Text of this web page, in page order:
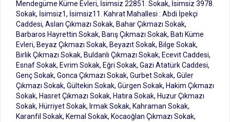
Mendegüme Küme Evleri, İsimsiz 22851. Sokak, İsimsiz 3978.
Sokak, İsimsiz1, İsimsiz11. Kahrat Mahallesi : Abdi İpekçi
Caddesi, Aslan Çıkmazı Sokak, Bahar Çıkmazı Sokak,
Barbaros Hayrettin Sokak, Barış Çıkmazı Sokak, Batı Küme
Evleri, Beyaz Çıkmazı Sokak, Beyazıt Sokak, Bilge Sokak,
Birlik Çıkmazı Sokak, Buldanlı Çıkmazı Sokak, Ecevit Caddesi,
Esnaf Sokak, Evrim Sokak, Eğri Sokak, Gazi Atatürk Caddesi,
Genç Sokak, Gonca Çıkmazı Sokak, Gurbet Sokak, Güler
Çıkmazı Sokak, Gültekin Sokak, Gürgen Sokak, Hakim Çıkmazı
Sokak, Hasret Çıkmazı Sokak, Hatıra Sokak, Huzur Çıkmazı
Sokak, Hürriyet Sokak, Irmak Sokak, Kahraman Sokak,
Karanfil Sokak, Kemal Sokak, Kocaoğlan Çıkmazı Sokak,